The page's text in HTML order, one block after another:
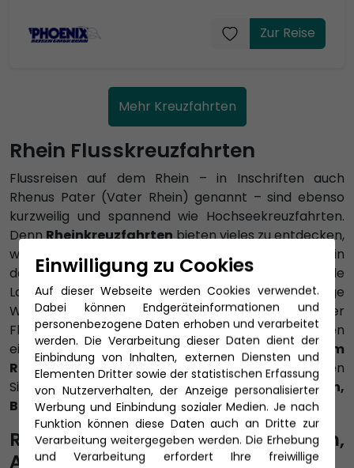
Zur Reise
Mehr Kreuzfahrten
Rhein Flusskreuzfahrten
Flussreisen auf dem Rhein – in Inschriften auch
Rhenus Pater (Vater Rhein) genannt – sind ebenso
kurzweilig und spannend wie Hochseekreuzfahrten.
DennRheinkreuzfahrtenbieten vieles zu entdecken,
wobei schon der Rhein an sich ein Abenteuer ist. Allein
das Rheintal umfasst eine atemberaubende
Landschaft, viele alte Burgen und unzählige
Weinberge. Auch der nördliche Rhein ist per
Flusskreuzfahrt eine Entdeckungsreise. Wir bieten
eine große Auswahl an Flussfahrten auf dem
Rheinvon Nord bis Süd – sowie Süd bis Nord. Buchen
Sie Ihre komfortableRheinkreuzfahrt ab Köln,
Basel, Amsterdamsowie anderen Ankerplätzen.
Rheinkreuzfahrt ab Köln,
Amsterdam oder Basel
Einwilligung zu Cookies
Auf dieser Webseite werden Cookies verwendet.
Dabei können Endgeräteinformationen und
personenbezogene Daten erhoben und verarbeitet
werden. Die Verarbeitung dieser Daten dient der
Einbindung von Inhalten, externen Diensten und
Elementen Dritter sowie der statistischen Erfassung
von Nutzerverhalten, der Anzeige personalisierter
Werbung und Einbindung sozialer Medien. Je nach
Funktion können diese Daten auch an Dritte zur
Verarbeitung weitergegeben werden. Die Erhebung
und Verarbeitung erfordert Ihre freiwillige